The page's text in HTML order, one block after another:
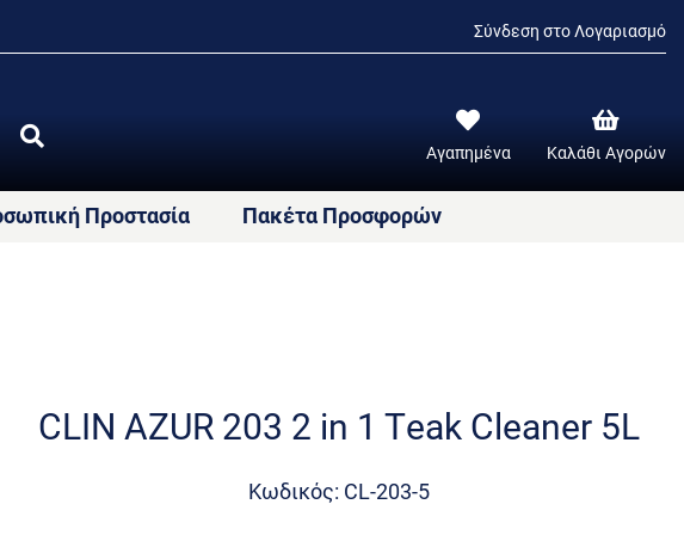
Σύνδεση στο Λογαριασμό
Αγαπημένα Καλάθι Αγορών
Προστασία Πακέτα Προσφορών
CLIN AZUR 203 2 in 1 Teak Cleaner 5L
Κωδικός: CL-203-5